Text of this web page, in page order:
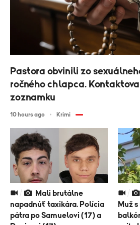
napadnúť taxikára. Polícia
pátra po Samuelovi (17) a
Muž
Pastora obvinili zo
ročného chlapca.
zoznamku
10 hours ago Krimi